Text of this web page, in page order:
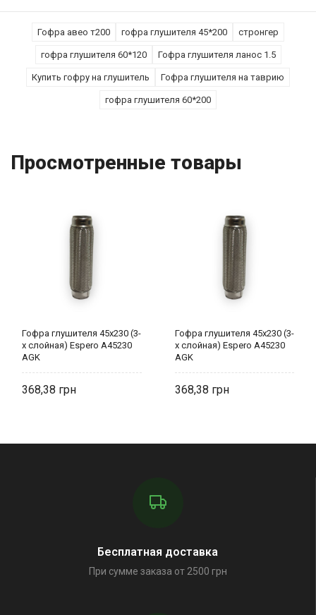
Гофра авео т200 гофра глушителя 45*200 стронгер
гофра глушителя 60*120 Гофра глушителя ланос 1.5
Купить гофру на глушитель Гофра глушителя на таврию
гофра глушителя 60*200
Просмотренные товары
Гофра глушителя 45х230 (3-
х слойная) Espero A45230
AGK
368,38
Гофра глушителя 45х230 (3-
х слойная) Espero A45230
AGK
368,38
Бесплатная доставка
При сумме заказа от 2500 грн